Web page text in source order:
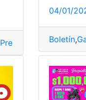
Premios Resultados,
04/01/
Boletín,